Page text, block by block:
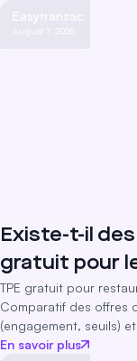
Easytransac
August 7, 2026
Existe-t-il
gratuit pour
TPE gratuit pour
Comparatif des offres
(engagement, seuils)
En savoir plus